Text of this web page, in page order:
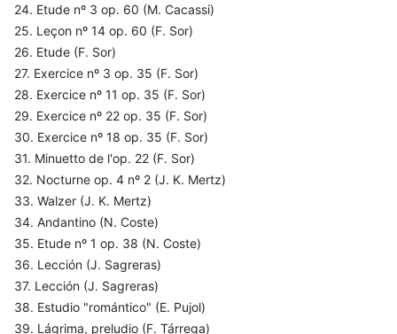
24. Etude nº 3 op. 60 (M. Cacassi)
25. Leçon nº 14 op. 60 (F. Sor)
26. Etude (F. Sor)
27. Exercice nº 3 op. 35 (F. Sor)
28. Exercice nº 11 op. 35 (F. Sor)
29. Exercice nº 22 op. 35 (F. Sor)
30. Exercice nº 18 op. 35 (F. Sor)
31. Minuetto de l'op. 22 (F. Sor)
32. Nocturne op. 4 nº 2 (J. K. Mertz)
33. Walzer (J. K. Mertz)
34. Andantino (N. Coste)
35. Etude nº 1 op. 38 (N. Coste)
36. Lección (J. Sagreras)
37. Lección (J. Sagreras)
38. Estudio "romántico" (E. Pujol)
39. Lágrima, preludio (F. Tárrega)